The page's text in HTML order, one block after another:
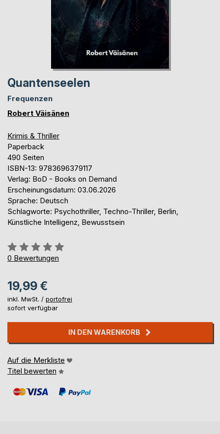
Quantenseelen
Frequenzen
Robert Väisänen
Krimis & Thriller
Paperback
490 Seiten
ISBN-13: 9783696379117
Verlag: BoD - Books on Demand
Erscheinungsdatum: 03.06.2026
Sprache: Deutsch
Schlagworte: Psychothriller, Techno-Thriller, Berlin,
Künstliche Intelligenz, Bewusstsein
Bewertung::
0%
0 Bewertungen
19,99 €
inkl. MwSt. / portofrei
sofort verfügbar
IN DEN WARENKORB
Auf die Merkliste
Titel bewerten